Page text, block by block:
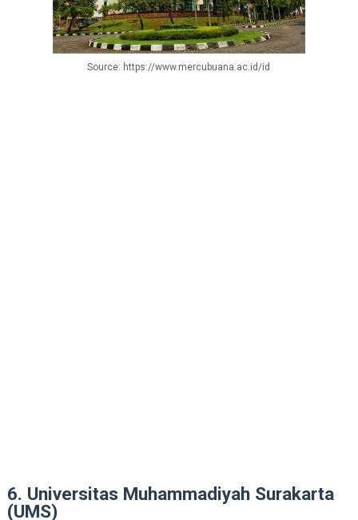
Source: https://www.mercubuana.ac.id/id
6. Universitas Muhammadiyah Surakarta
(UMS)